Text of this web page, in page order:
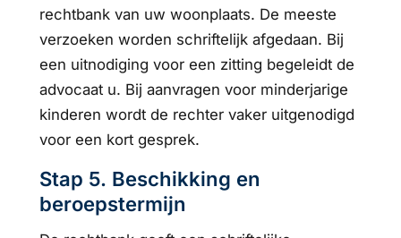
rechtbank van uw woonplaats. De meeste
verzoeken worden schriftelijk afgedaan. Bij
een uitnodiging voor een zitting begeleidt de
advocaat u. Bij aanvragen voor minderjarige
kinderen wordt de rechter vaker uitgenodigd
voor een kort gesprek.
Stap 5. Beschikking en
beroepstermijn